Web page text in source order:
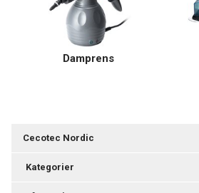
Damprens
Cecotec Nordic
Kategorier